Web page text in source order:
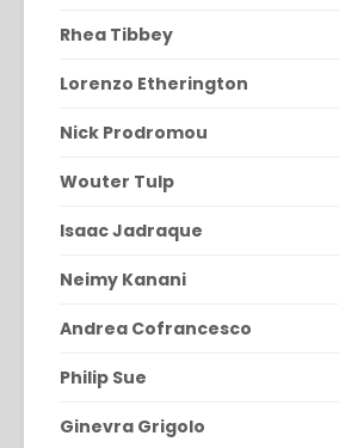
Rhea Tibbey
Lorenzo Etherington
Nick Prodromou
Wouter Tulp
Isaac Jadraque
Neimy Kanani
Andrea Cofrancesco
Philip Sue
Ginevra Grigolo